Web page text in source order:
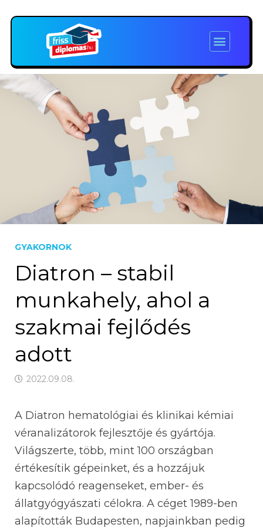
GYAKORNOK
Diatron – stabil
munkahely, ahol a
szakmai fejlődés
adott
2022.09.08.
A Diatron hematológiai és klinikai kémiai
véranalizátorok fejlesztője és gyártója.
Világszerte, több, mint 100 országban
értékesítik gépeinket, és a hozzájuk
kapcsolódó reagenseket, ember- és
állatgyógyászati célokra. A céget 1989-ben
alapították Budapesten, napjainkban pedig